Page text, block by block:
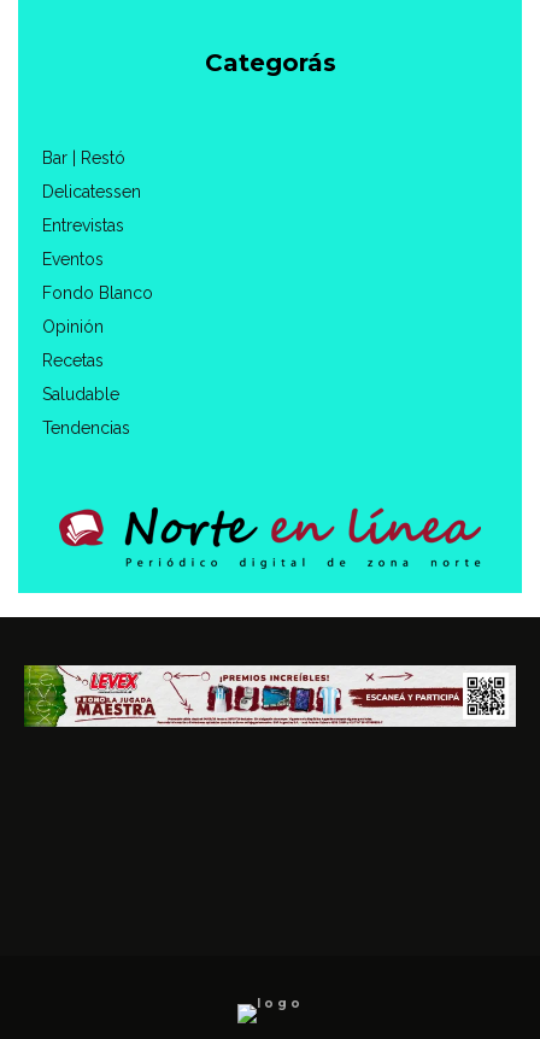
Categorás
Bar | Restó
Delicatessen
Entrevistas
Eventos
Fondo Blanco
Opinión
Recetas
Saludable
Tendencias